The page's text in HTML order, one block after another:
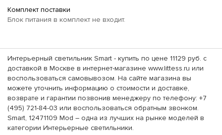
Комплект поставки
Блок питания в комплект не входит.
Интерьерный светильник Smart - купить по цене 11129 руб. с
доставкой в Москве в интернет-магазине www.littess.ru или
воспользоваться самовывозом. На сайте магазина вы
можете уточнить информацию о стоимости и доставке,
возврате и гарантии позвонив менеджеру по телефону: +7
(495) 721-84-03 или воспользоваться обратным звонком.
Smart, 12471109 Mod – одна из лучших на рынке моделей в
категории Интерьерные светильники.